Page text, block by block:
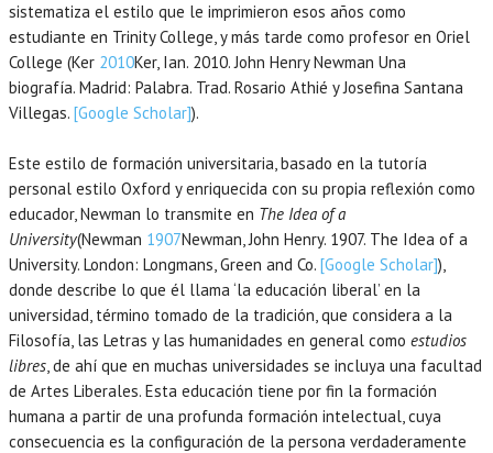
sistematiza el estilo que le imprimieron esos años como
estudiante en Trinity College, y más tarde como profesor en Oriel
College (Ker 2010Ker, Ian. 2010. John Henry Newman Una
biografía. Madrid: Palabra. Trad. Rosario Athié y Josefina Santana
Villegas. [Google Scholar]).
Este estilo de formación universitaria, basado en la tutoría
personal estilo Oxford y enriquecida con su propia reflexión como
educador, Newman lo transmite en The Idea of a
University(Newman 1907Newman,John Henry. 1907. The Idea of a
University. London: Longmans, Green and Co. [Google Scholar]),
donde describe lo que él llama ‘la educación liberal’ en la
universidad, término tomado de la tradición, que considera a la
Filosofía, las Letras y las humanidades en general como estudios
libres, de ahí que en muchas universidades se incluya una facultad
de Artes Liberales. Esta educación tiene por fin la formación
humana a partir de una profunda formación intelectual, cuya
consecuencia es la configuración de la persona verdaderamente